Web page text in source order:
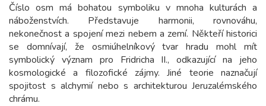
Číslo osm má bohatou symboliku v mnoha kulturách a
náboženstvích. Představuje harmonii, rovnováhu,
nekonečnost a spojení mezi nebem a zemí. Někteří historici
se domnívají, že osmiúhelníkový tvar hradu mohl mít
symbolický význam pro Fridricha II., odkazující na jeho
kosmologické a filozofické zájmy. Jiné teorie naznačují
spojitost s alchymií nebo s architekturou Jeruzalémského
chrámu.